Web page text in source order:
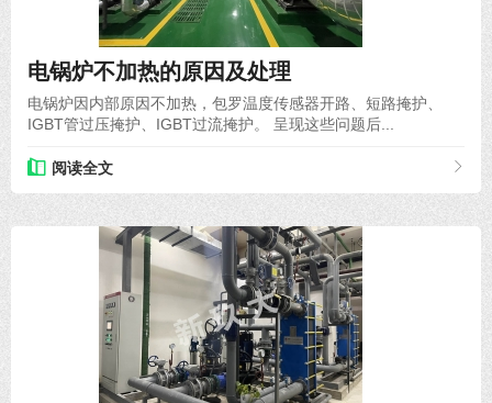
电锅炉不加热的原因及处理
电锅炉因内部原因不加热，包罗温度传感器开路、短路掩护、
IGBT管过压掩护、IGBT过流掩护。 呈现这些问题后...
阅读全文